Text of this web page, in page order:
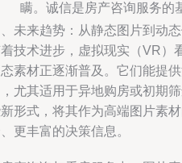
瞒。诚信是房产咨询服务的
未来趋势：从静态图片到动
技术进步，虚拟现实（VR）
素材正逐渐普及。它们能提
尤其适用于异地购房或初期
形式，将其作为高端图片素
更丰富的决策信息。